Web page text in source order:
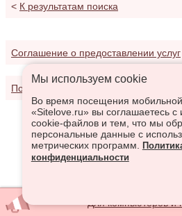
< К результатам поиска
Соглашение о предоставлении услуг
Политика конфиденциальности
Мы используем сookie
Во время посещения мобильной
«Sitelove.ru» вы соглашаетесь с
cookie-файлов и тем, что мы
персональные данные с
метрических программ.
конфиденциальности
Для компьютеров и